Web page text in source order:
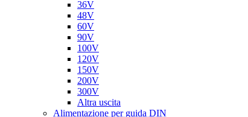
36V
48V
60V
90V
100V
120V
150V
200V
300V
Altra uscita
Alimentazione per guida DIN